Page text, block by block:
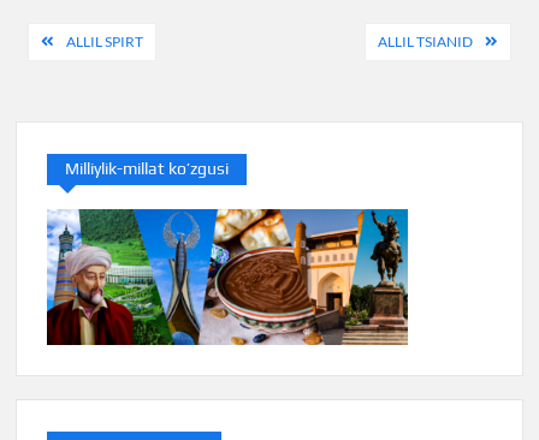
PostALLIL SPIRT ALLIL TSIANID
Milliylik-millat ko’zgusi